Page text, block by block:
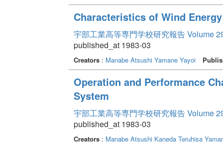
Characteristics of Wind
宇部工業高等専門学校研究報告 Volume
published_at 1983-03
Creators: Manabe Atsushi Yamane Yayoi
Operation and Performance
System
宇部工業高等専門学校研究報告 Volume
published_at 1983-03
Creators: Manabe Atsushi Kaneda Teruhisa